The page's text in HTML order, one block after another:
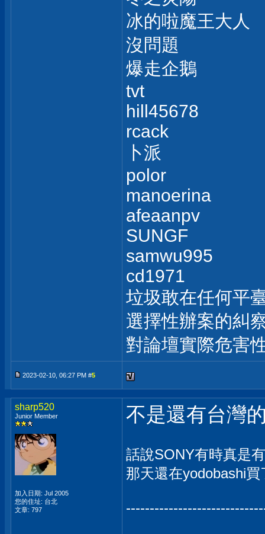
冰的啦魔王大人
沒問題
爆走企鵝
tvt
hill45678
rcack
卜派
polor
manoerina
afeaanpv
SUNGF
samwu995
cd1971
垃圾敢在任何平
選擇性辦案的糾
對論壇實際危害
2023-02-10, 06:27 PM #5
sharp520
Junior Member
加入日期: Jul 2005
您的住址: 台北
文章: 797
不是還有台灣
話說SONY有時真是
那天還在yodobashi